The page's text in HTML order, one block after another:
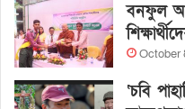
বনফুল
October
‘চবি